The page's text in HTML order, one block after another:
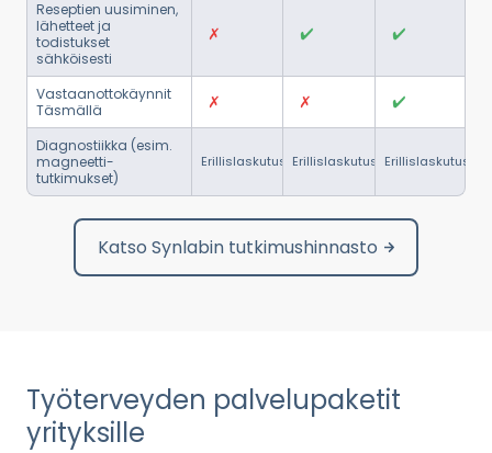
Reseptien uusiminen,
lähetteet ja
todistukset
sähköisesti
Vastaanottokäynnit
Täsmällä
Diagnostiikka (esim.
magneetti-
tutkimukset)
Erillislaskutus Erillislaskutus Erillislaskutus
Katso Synlabin tutkimushinnasto
Työterveyden palvelupaketit
yrityksille